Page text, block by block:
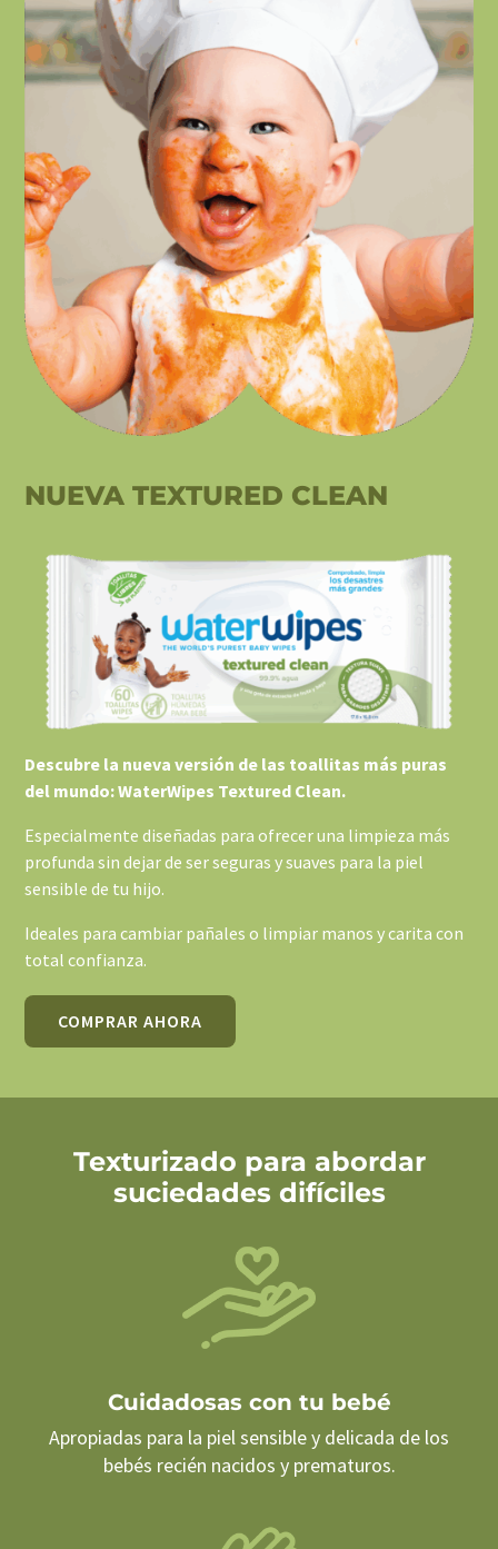
NUEVA TEXTURED CLEAN
Descubre la nueva versión de las toallitas más puras
del mundo: WaterWipes Textured Clean.
Especialmente diseñadas para ofrecer una limpieza más
profunda sin dejar de ser seguras y suaves para la piel
sensible de tu hijo.
Ideales para cambiar pañales o limpiar manos y carita con
total confianza.
COMPRAR AHORA
Texturizado para abordar
suciedades difíciles
Cuidadosas con tu bebé
Apropiadas para la piel sensible y delicada de los
bebés recién nacidos y prematuros.